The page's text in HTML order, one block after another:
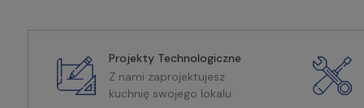
Projekty Technologiczne
Z nami zaprojektujesz
kuchnię swojego lokalu